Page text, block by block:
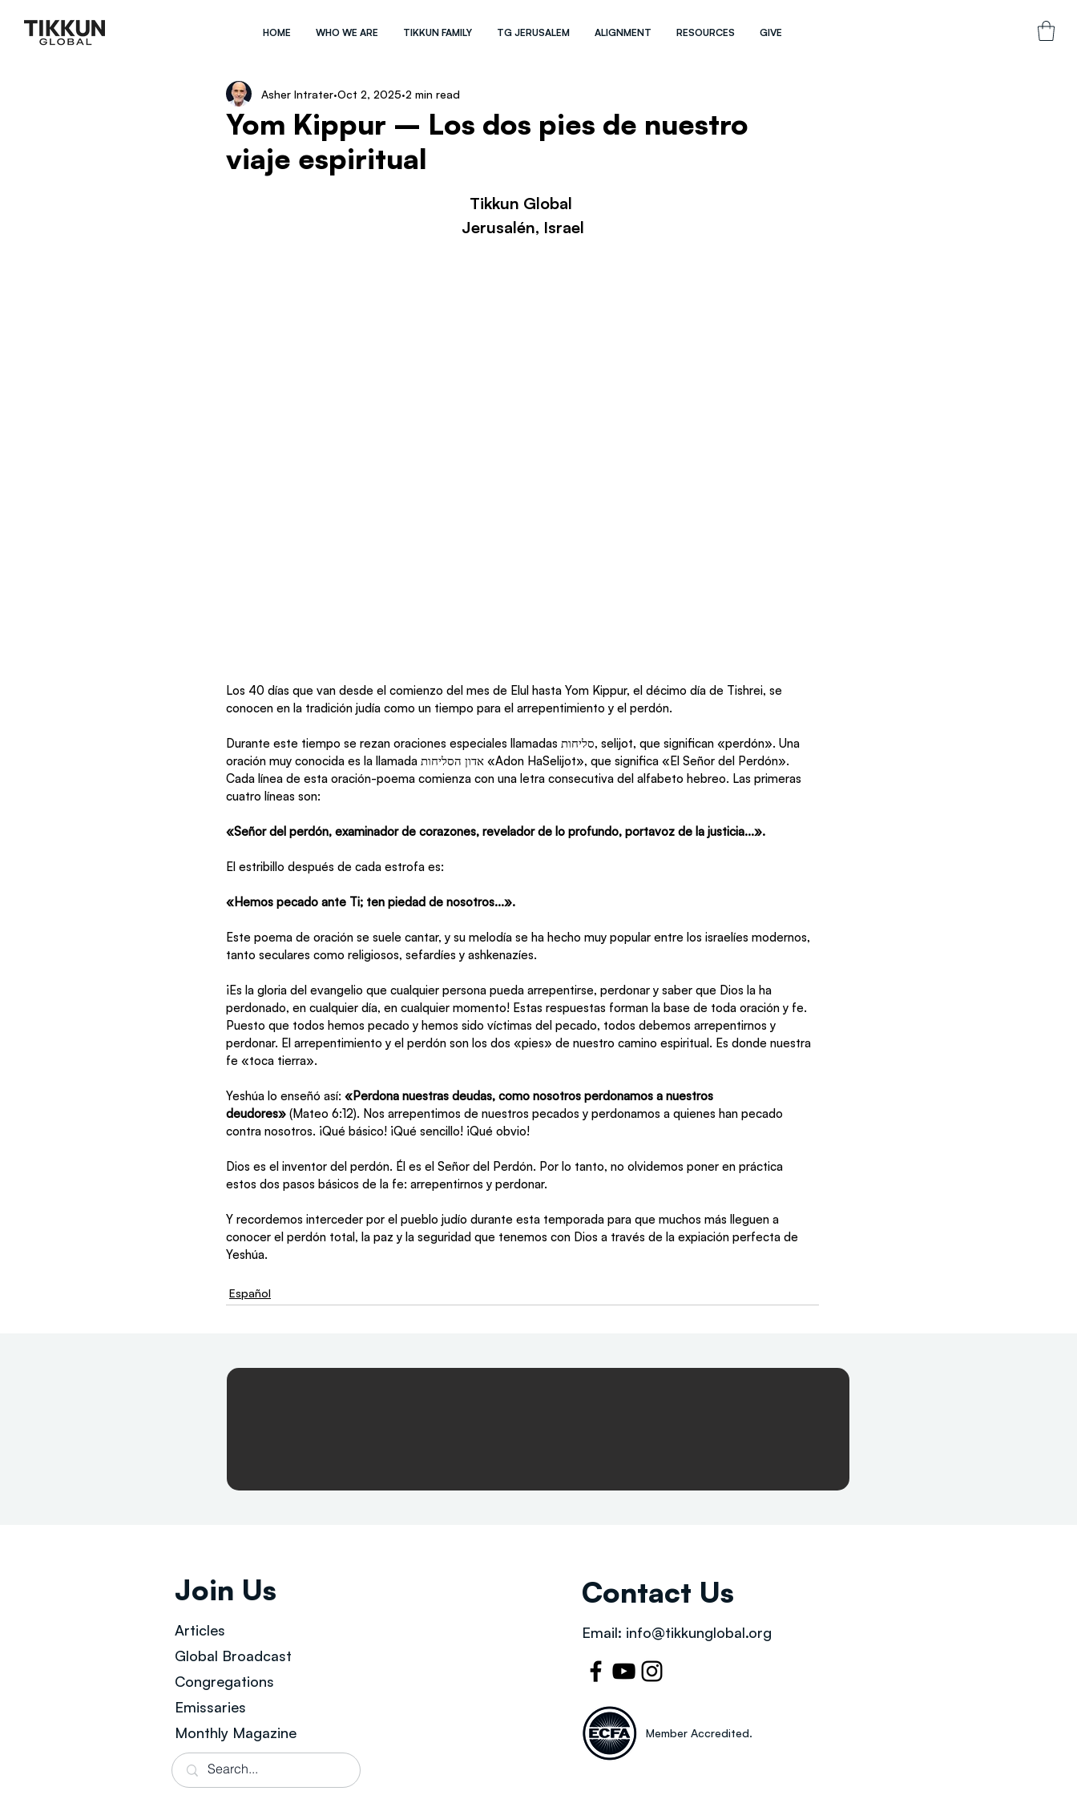
HOME WHO WE ARE TIKKUN FAMILY TG JERUSALEM ALIGNMENT RESOURCES GIVE
Yom Kippur – Los dos pies de nuestro
viaje espiritual
Asher Intrater Oct 2, 2025 2 min read
Tikkun Global
Jerusalén, Israel
Los 40 días que van desde el comienzo del mes de Elul hasta Yom Kippur, el décimo día de Tishrei, se
conocen en la tradición judía como un tiempo para el arrepentimiento y el perdón.
Durante este tiempo se rezan oraciones especiales llamadas סליחות, selijot, que significan «perdón». Una
oración muy conocida es la llamada אדון הסליחות «Adon HaSelijot», que significa «El Señor del Perdón».
Cada línea de esta oración-poema comienza con una letra consecutiva del alfabeto hebreo. Las primeras
cuatro líneas son:
«Señor del perdón, examinador de corazones, revelador de lo profundo, portavoz de la justicia...».
El estribillo después de cada estrofa es:
«Hemos pecado ante Ti; ten piedad de nosotros...».
Este poema de oración se suele cantar, y su melodía se ha hecho muy popular entre los israelíes modernos,
tanto seculares como religiosos, sefardíes y ashkenazíes.
¡Es la gloria del evangelio que cualquier persona pueda arrepentirse, perdonar y saber que Dios la ha
perdonado, en cualquier día, en cualquier momento! Estas respuestas forman la base de toda oración y fe.
Puesto que todos hemos pecado y hemos sido víctimas del pecado, todos debemos arrepentirnos y
perdonar. El arrepentimiento y el perdón son los dos «pies» de nuestro camino espiritual. Es donde nuestra
fe «toca tierra».
Yeshúa lo enseñó así: «Perdona nuestras deudas, como nosotros perdonamos a nuestros
deudores» (Mateo 6:12). Nos arrepentimos de nuestros pecados y perdonamos a quienes han pecado
contra nosotros. ¡Qué básico! ¡Qué sencillo! ¡Qué obvio!
Dios es el inventor del perdón. Él es el Señor del Perdón. Por lo tanto, no olvidemos poner en práctica
estos dos pasos básicos de la fe: arrepentirnos y perdonar.
Y recordemos interceder por el pueblo judío durante esta temporada para que muchos más lleguen a
conocer el perdón total, la paz y la seguridad que tenemos con Dios a través de la expiación perfecta de
Yeshúa.
Español
Join Us
Articles
Global Broadcast
Congregations
Emissaries
Monthly Magazine
Contact Us
Email: info@tikkunglobal.org
Member Accredited.